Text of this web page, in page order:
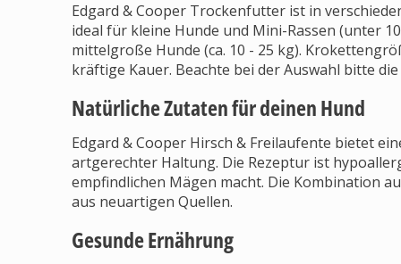
Edgard & Cooper Trockenfutter ist in
ideal für kleine Hunde und Mini-Rassen (unter
mittelgroße Hunde (ca. 10 - 25 kg).
kräftige Kauer. Beachte bei der Auswahl bitte
Natürliche Zutaten für deinen Hund
Edgard & Cooper Hirsch & Freilaufente bietet
artgerechter Haltung. Die Rezeptur ist
empfindlichen Mägen macht. Die Kombination
aus neuartigen Quellen.
Gesunde Ernährung